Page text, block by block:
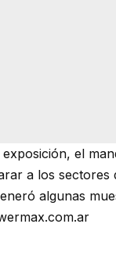
el
a los sectores
algunas